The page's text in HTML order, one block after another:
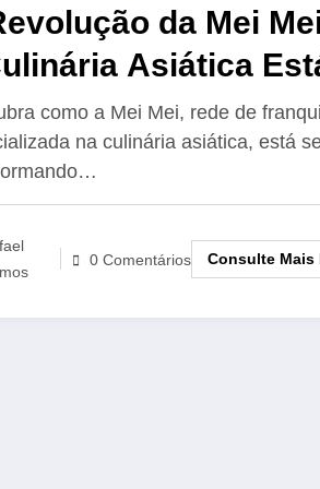
da Mei
Asiática
Novos
como a Mei Mei, rede de
na culinária asiática, está
0 Comentários Consulte Mais